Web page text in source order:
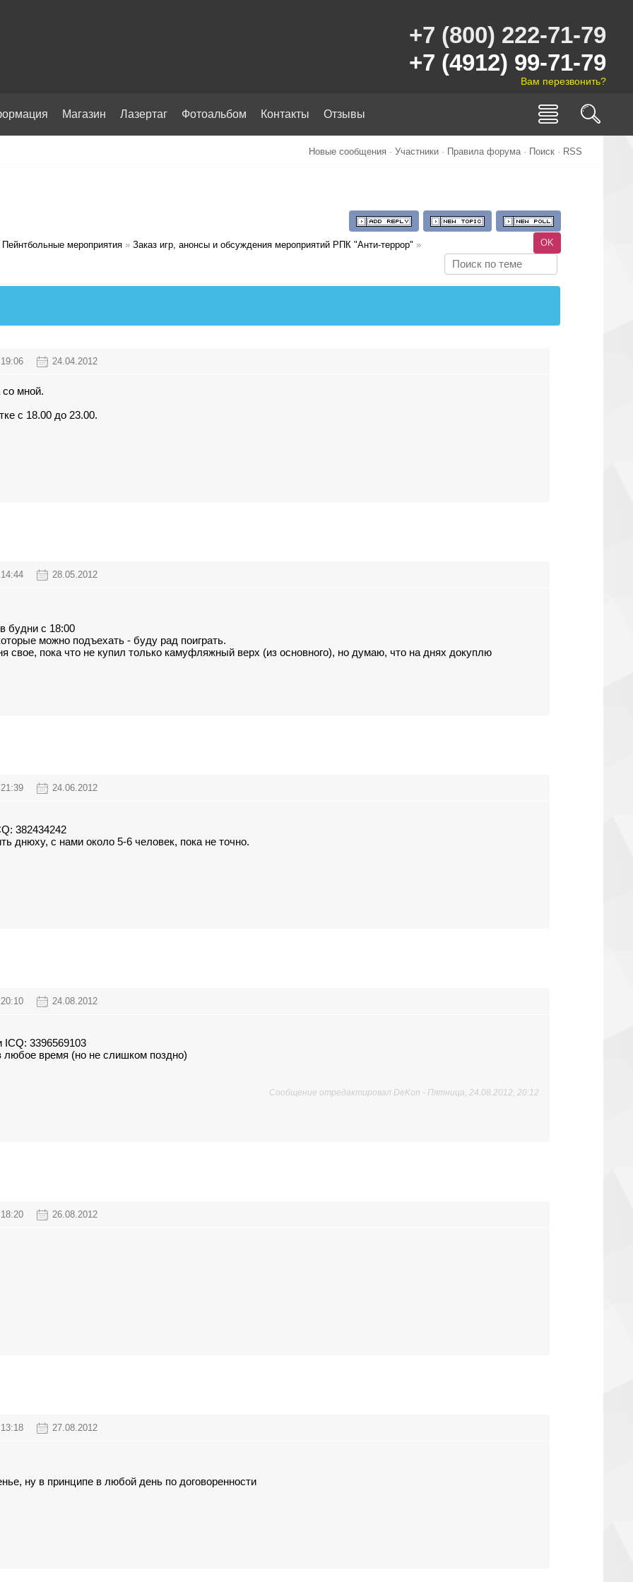
+7 (800) 222-71-79
+7 (4912) 99-71-79
Вам перезвонить?
Магазин Лазертаг Фотоальбом Контакты Отзывы
Новые сообщения · Участники · Правила форума· Поиск · RSS
Пейнтбольные мероприятия » Заказ игр, анонсы и обсуждения мероприятий РПК "Анти-террор" »
19:06 24.04.2012
со мной.
с 18.00 до 23.00.
14:44 28.05.2012
будни с 18:00
можно подъехать - буду рад поиграть.
свое, пока что не купил только камуфляжный верх (из основного), но думаю, что на днях докуплю
21:39 24.06.2012
382434242
днюху, с нами около 5-6 человек, пока не точно.
20:10 24.08.2012
ICQ: 3396569103
любое время (но не слишком поздно)
Сообщение отредактировал DeKon - Пятница, 24.08.2012, 20:12
18:20 26.08.2012
13:18 27.08.2012
ну в принципе в любой день по договоренности